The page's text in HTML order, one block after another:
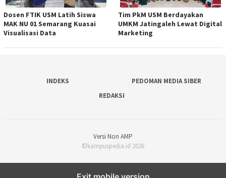
Dosen FTIK USM Latih Siswa
MAK NU 01 Semarang Kuasai
Visualisasi Data
Tim PkM USM Berdayakan
UMKM Jatingaleh Lewat Digital
Marketing
INDEKS
PEDOMAN MEDIA SIBER
REDAKSI
Versi Non AMP
©kampuspedia.id 2026